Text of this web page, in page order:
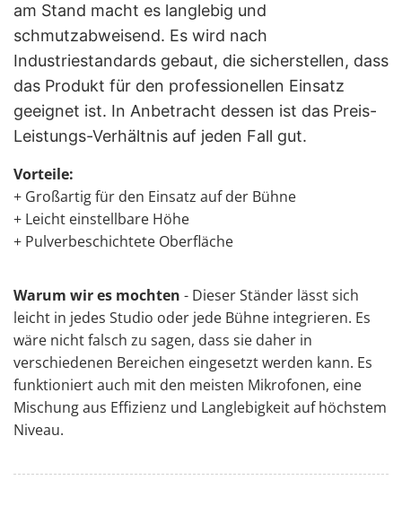
am Stand macht es langlebig und
schmutzabweisend. Es wird nach
Industriestandards gebaut, die sicherstellen, dass
das Produkt für den professionellen Einsatz
geeignet ist. In Anbetracht dessen ist das Preis-
Leistungs-Verhältnis auf jeden Fall gut.
Vorteile:
+ Großartig für den Einsatz auf der Bühne
+ Leicht einstellbare Höhe
+ Pulverbeschichtete Oberfläche
Warum wir es mochten - Dieser Ständer lässt sich
leicht in jedes Studio oder jede Bühne integrieren. Es
wäre nicht falsch zu sagen, dass sie daher in
verschiedenen Bereichen eingesetzt werden kann. Es
funktioniert auch mit den meisten Mikrofonen, eine
Mischung aus Effizienz und Langlebigkeit auf höchstem
Niveau.